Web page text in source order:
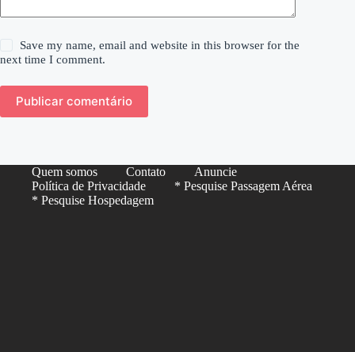
Save my name, email and website in this browser for the
next time I comment.
Publicar comentário
Quem somos Contato
Anuncie
Política de Privacidade
* Pesquise Passagem Aérea
* Pesquise Hospedagem